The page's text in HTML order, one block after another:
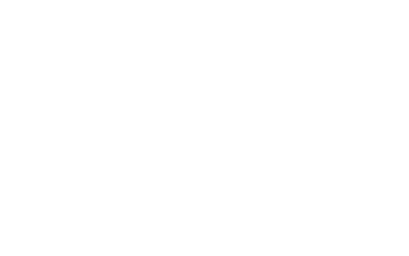
= substr_replace($filename, $token,